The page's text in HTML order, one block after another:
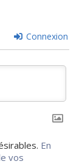
Connexion
En
vos